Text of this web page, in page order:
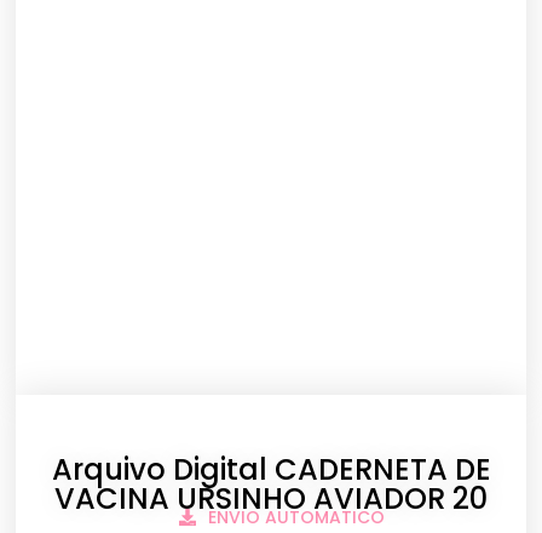
Arquivo Digital CADERNETA DE
VACINA URSINHO AVIADOR 20
ENVIO AUTOMATICO